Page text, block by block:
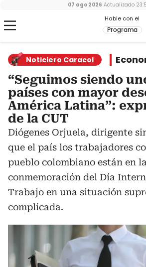
Hable con el
Programa
07 ago 2026 Actualizado
Noticiero Caracol
“Seguimos siendo
países con mayor
América Latina”:
de la CUT
Diógenes Orjuela, dirigente
que el país los trabajadores
pueblo colombiano están en la
conmemoración del Día
Trabajo en una situación
complicada.